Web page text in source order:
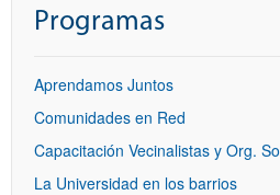
Programas
Aprendamos Juntos
Comunidades en Red
Capacitación Vecinalistas y Org.
La Universidad en los barrios